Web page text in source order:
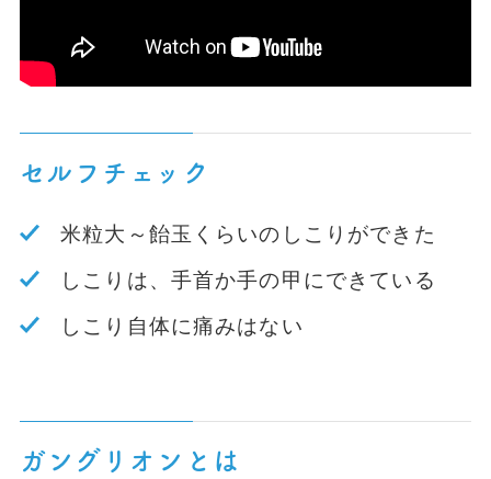
セルフチェック
米粒大～飴玉くらいのしこりができた
しこりは、手首か手の甲にできている
しこり自体に痛みはない
ガングリオンとは